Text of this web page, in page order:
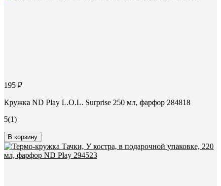
195 ₽
Кружка ND Play L.O.L. Surprise 250 мл, фарфор 284818
5(1)
В корзину